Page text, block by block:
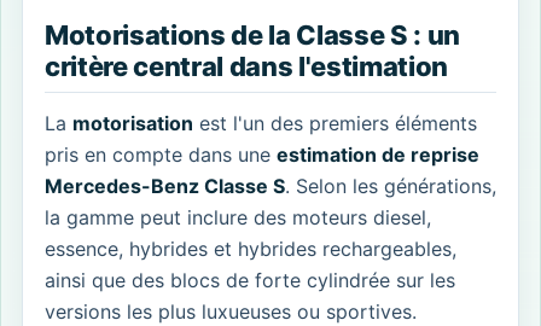
Motorisations de la Classe S : un
critère central dans l'estimation
La motorisation est l'un des premiers éléments
pris en compte dans une estimation de reprise
Mercedes-Benz Classe S. Selon les générations,
la gamme peut inclure des moteurs diesel,
essence, hybrides et hybrides rechargeables,
ainsi que des blocs de forte cylindrée sur les
versions les plus luxueuses ou sportives.